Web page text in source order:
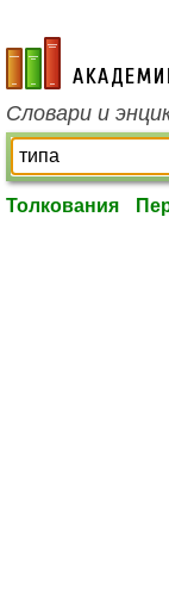
academic.ru
Словари и
Толкования